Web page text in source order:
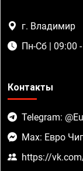
г. Владимир
Пн-Сб | 09:00
Контакты
Telegram:
Max: Евро
https://